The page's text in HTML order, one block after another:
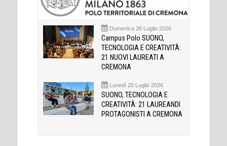
Domenica 26 Luglio 2026
Campus Polo SUONO,
TECNOLOGIA E CREATIVITÀ:
21 NUOVI LAUREATI A
CREMONA
Lunedì 20 Luglio 2026
SUONO, TECNOLOGIA E
CREATIVITÀ: 21 LAUREANDI
PROTAGONISTI A CREMONA